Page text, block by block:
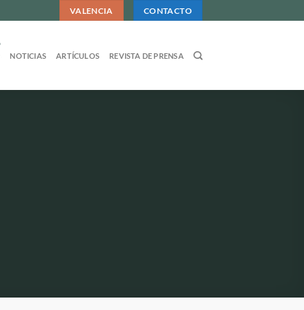
VALENCIA CONTACTO
NOTICIAS ARTÍCULOS REVISTA DE PRENSA